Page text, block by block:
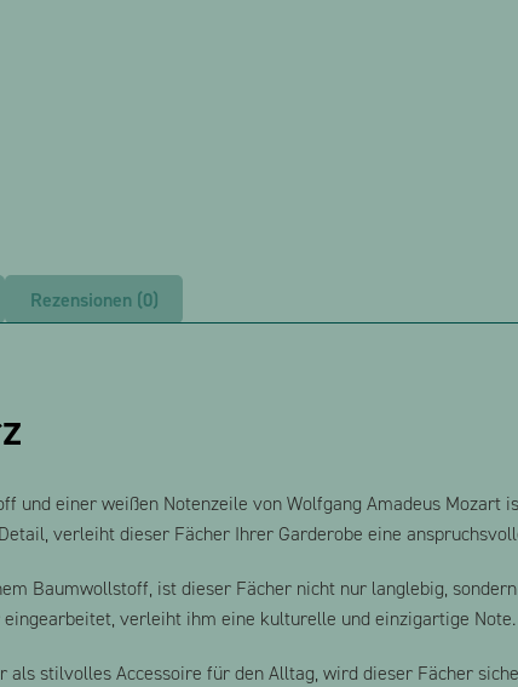
Rezensionen (0)
einer weißen Notenzeile von Wolfgang Amadeus Mozart
verleiht dieser Fächer Ihrer Garderobe eine
Baumwollstoff, ist dieser Fächer nicht nur langlebig,
verleiht ihm eine kulturelle und einzigartige Note.
stilvolles Accessoire für den Alltag, wird dieser Fächer